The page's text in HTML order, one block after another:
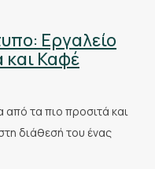
Εργαλείο
και Καφέ
από τα πιο προσιτά και
διάθεσή του ένας